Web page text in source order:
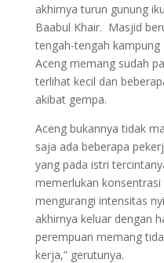
akhirnya turun gunung
Baabul Khair. Masjid
tengah-tengah
Aceng memang sudah
terlihat kecil dan
akibat gempa.
Aceng bukannya tidak
saja ada beberapa
yang pada istri
memerlukan
mengurangi intensitas
akhirnya keluar dengan
perempuan memang
kerja,” gerutunya.